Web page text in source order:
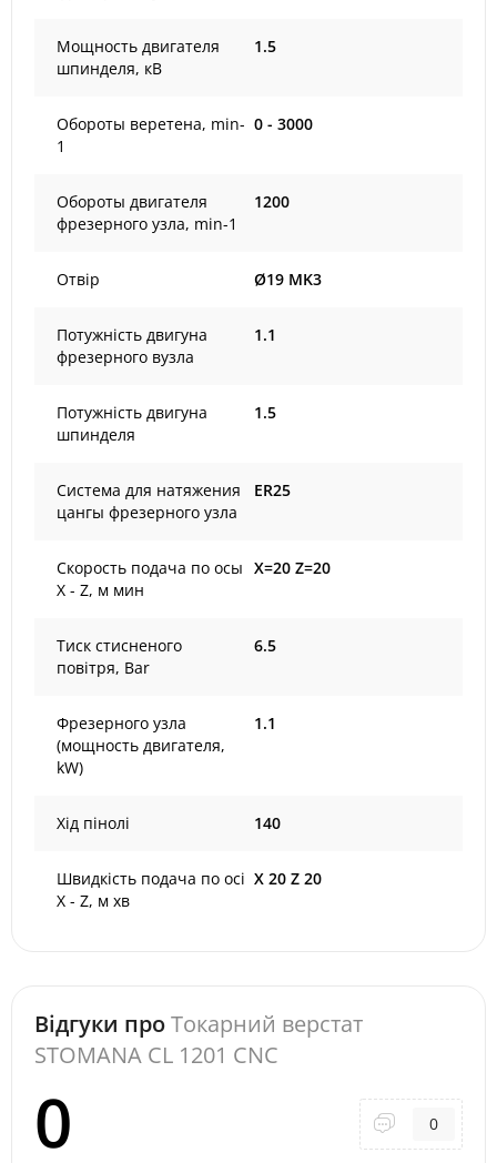
Мощность двигателя
шпинделя, кВ
1.5
Обороты веретена, min-
1
0 - 3000
Обороты двигателя
фрезерного узла, min-1
1200
Отвір Ø19 MK3
Потужність двигуна
фрезерного вузла
1.1
Потужність двигуна
шпинделя
1.5
Система для натяжения
цангы фрезерного узла
ER25
Скорость подача по осы
X - Z, м мин
X=20 Z=20
Тиск стисненого
повітря, Bar
6.5
Фрезерного узла
(мощность двигателя,
kW)
1.1
Хід пінолі 140
Швидкість подача по осі
X - Z, м хв
X 20 Z 20
Відгуки проТокарний верстат
STOMANA CL 1201 CNC
0 0